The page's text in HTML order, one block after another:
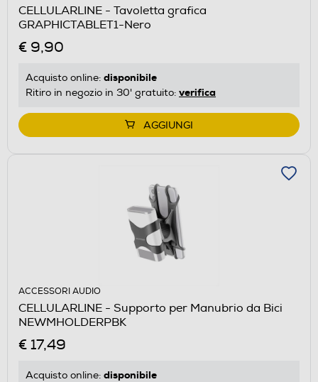
CELLULARLINE - Tavoletta grafica
GRAPHICTABLET1-Nero
€ 9,90
Acquisto online: disponibile
Ritiro in negozio in 30' gratuito: verifica
AGGIUNGI
ACCESSORI AUDIO
CELLULARLINE - Supporto per Manubrio da Bici
NEWMHOLDERPBK
€ 17,49
Acquisto online: disponibile